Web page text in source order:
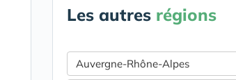
Les autres régions
Auvergne-Rhône-Alpes